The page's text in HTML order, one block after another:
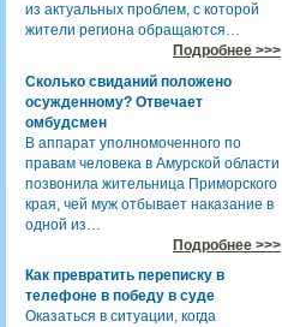
из актуальных проблем, с которой
жители региона обращаются…
Подробнее >>>
Сколько свиданий положено
осужденному? Отвечает
омбудсмен
В аппарат уполномоченного по
правам человека в Амурской области
позвонила жительница Приморского
края, чей муж отбывает наказание в
одной из…
Подробнее >>>
Как превратить переписку в
телефоне в победу в суде
Оказаться в ситуации, когда